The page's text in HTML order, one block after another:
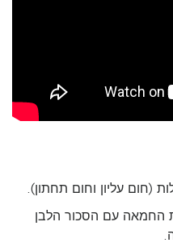
החמאה עם הסכור הלבן